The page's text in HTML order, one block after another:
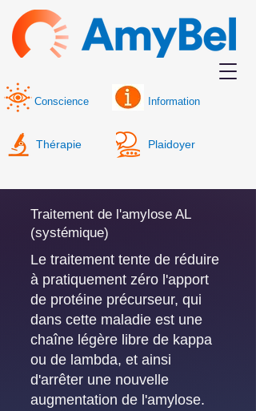
Thérapie Plaidoyer
Conscience Information
Traitement de l'amylose AL
(systémique)
Le traitement tente de réduire
à pratiquement zéro l'apport
de protéine précurseur, qui
dans cette maladie est une
chaîne légère libre de kappa
ou de lambda, et ainsi
d'arrêter une nouvelle
augmentation de l'amylose.